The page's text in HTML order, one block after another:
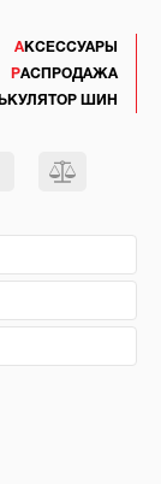
АКСЕССУАРЫ
РАСПРОДАЖА
ШИН